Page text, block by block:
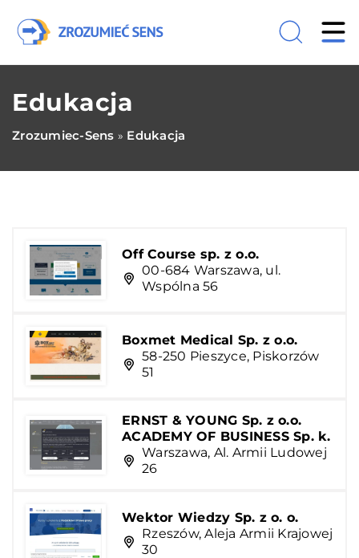
Edukacja
Zrozumiec-Sens » Edukacja
Off Course sp. z o.o.
00-684 Warszawa, ul.
Wspólna 56
Boxmet Medical Sp. z o.o.
58-250 Pieszyce, Piskorzów
51
ERNST & YOUNG Sp. z o.o.
ACADEMY OF BUSINESS Sp. k.
Warszawa, Al. Armii Ludowej
26
Wektor Wiedzy Sp. z o. o.
Rzeszów, Aleja Armii Krajowej
30